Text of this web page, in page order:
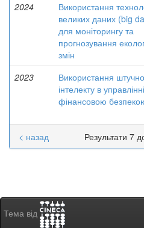
2024
Використання
великих даних (big
для моніторингу та
прогнозування
змін
2023
Використання
інтелекту в управлінні
фінансовою
Результати 7
< назад
Тема від